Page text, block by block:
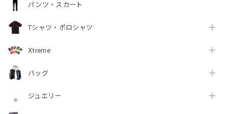
パンツ・スカート
Tシャツ・ポロシャツ
Xtreme
バッグ
ジュエリー